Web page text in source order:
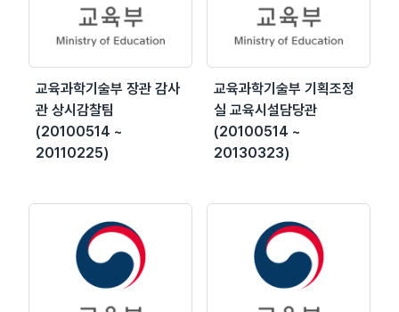
교육과학기술부 장관 감사
관 상시감찰팀
(20100514 ~
20110225)
교육과학기술부 기획조정
실 교육시설담당관
(20100514 ~
20130323)